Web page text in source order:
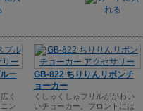
ー
く
ン
GB-822 ちりりんリボンチ
ョーカー
くしゅくしゅフリルがかわい
いチョーカー。フロントには